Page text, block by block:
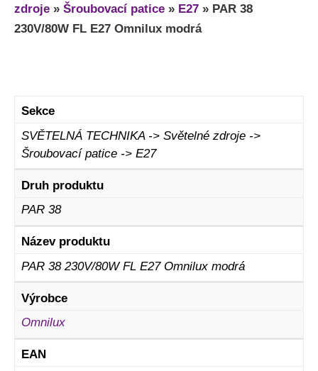
zdroje » Šroubovací patice » E27 » PAR 38
230V/80W FL E27 Omnilux modrá
Sekce
SVĚTELNÁ TECHNIKA -> Světelné zdroje ->
Šroubovací patice -> E27
Druh produktu
PAR 38
Název produktu
PAR 38 230V/80W FL E27 Omnilux modrá
Výrobce
Omnilux
EAN